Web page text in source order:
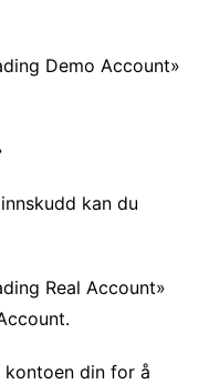
Demo Account»
kan du
Real Account»
kontoen din for å